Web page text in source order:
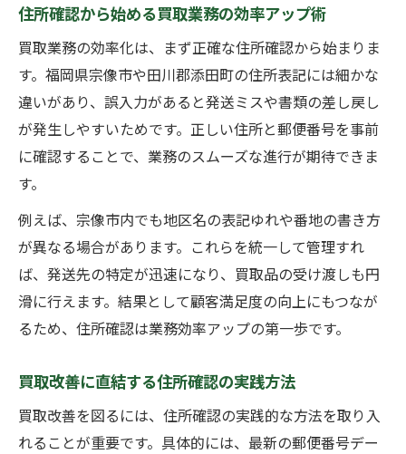
住所確認から始める買取業務の効率アップ術
買取業務の効率化は、まず正確な住所確認から始まりま
す。福岡県宗像市や田川郡添田町の住所表記には細かな
違いがあり、誤入力があると発送ミスや書類の差し戻し
が発生しやすいためです。正しい住所と郵便番号を事前
に確認することで、業務のスムーズな進行が期待できま
す。
例えば、宗像市内でも地区名の表記ゆれや番地の書き方
が異なる場合があります。これらを統一して管理すれ
ば、発送先の特定が迅速になり、買取品の受け渡しも円
滑に行えます。結果として顧客満足度の向上にもつなが
るため、住所確認は業務効率アップの第一歩です。
買取改善に直結する住所確認の実践方法
買取改善を図るには、住所確認の実践的な方法を取り入
れることが重要です。具体的には、最新の郵便番号デー